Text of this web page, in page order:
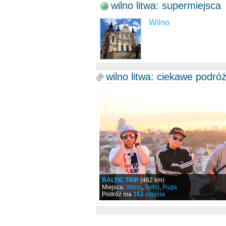
wilno litwa: supermiejsca
Wilno
wilno litwa: ciekawe
BALTIC TRIP(462 km)
Miejsca: Wilno,Tallin, Ryga
Podróż ma162zdjęcia